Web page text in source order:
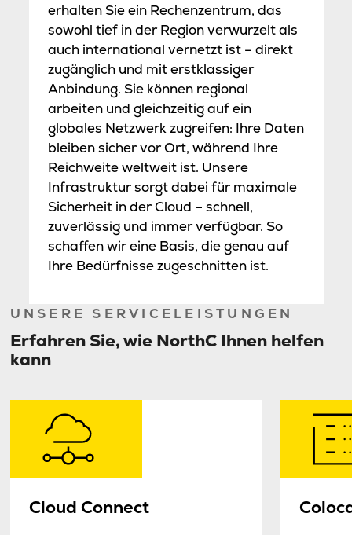
erhalten Sie ein Rechenzentrum, das
sowohl tief in der Region verwurzelt als
auch international vernetzt ist – direkt
zugänglich und mit erstklassiger
Anbindung. Sie können regional
arbeiten und gleichzeitig auf ein
globales Netzwerk zugreifen: Ihre Daten
bleiben sicher vor Ort, während Ihre
Reichweite weltweit ist. Unsere
Infrastruktur sorgt dabei für maximale
Sicherheit in der Cloud – schnell,
zuverlässig und immer verfügbar. So
schaffen wir eine Basis, die genau auf
Ihre Bedürfnisse zugeschnitten ist.
UNSERE SERVICELEISTUNGEN
Erfahren Sie, wie NorthC Ihnen helfen
kann
Cloud Connect